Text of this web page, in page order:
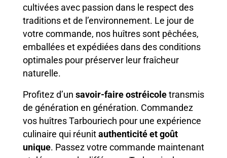
cultivées avec passion dans le respect des
traditions et de l’environnement. Le jour de
votre commande, nos huîtres sont pêchées,
emballées et expédiées dans des conditions
optimales pour préserver leur fraîcheur
naturelle.
Profitez d’un savoir-faire ostréicoletransmis
de génération en génération. Commandez
vos huîtres Tarbouriech pour une expérience
culinaire qui réunitauthenticité et goût
unique. Passez votre commande maintenant